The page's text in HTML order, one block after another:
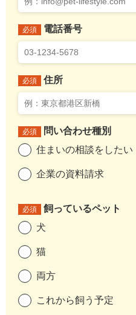
必須 電話番号
必須 住所
必須
問い合わせ種別
住まいの相談をしたい
企業の資料請求
必須
飼っているペット
犬
猫
両方
これから飼う予定